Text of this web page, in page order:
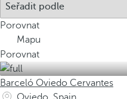
Porovnat
Mapu
Porovnat
Barceló Oviedo Cervantes